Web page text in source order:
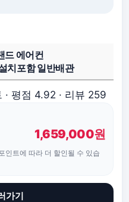
에어컨
치포함 일반배관
· 평점 4.92 · 리뷰 259
1,659,000원
인트에 따라 더 할인될 수 있습
가기